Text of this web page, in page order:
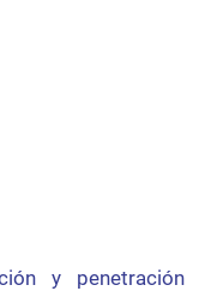
y penetración